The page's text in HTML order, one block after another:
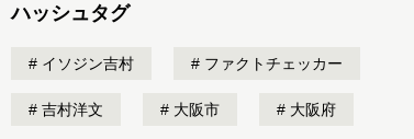
ハッシュタグ
イソジン吉村 ファクトチェッカー
吉村洋文 大阪市 大阪府